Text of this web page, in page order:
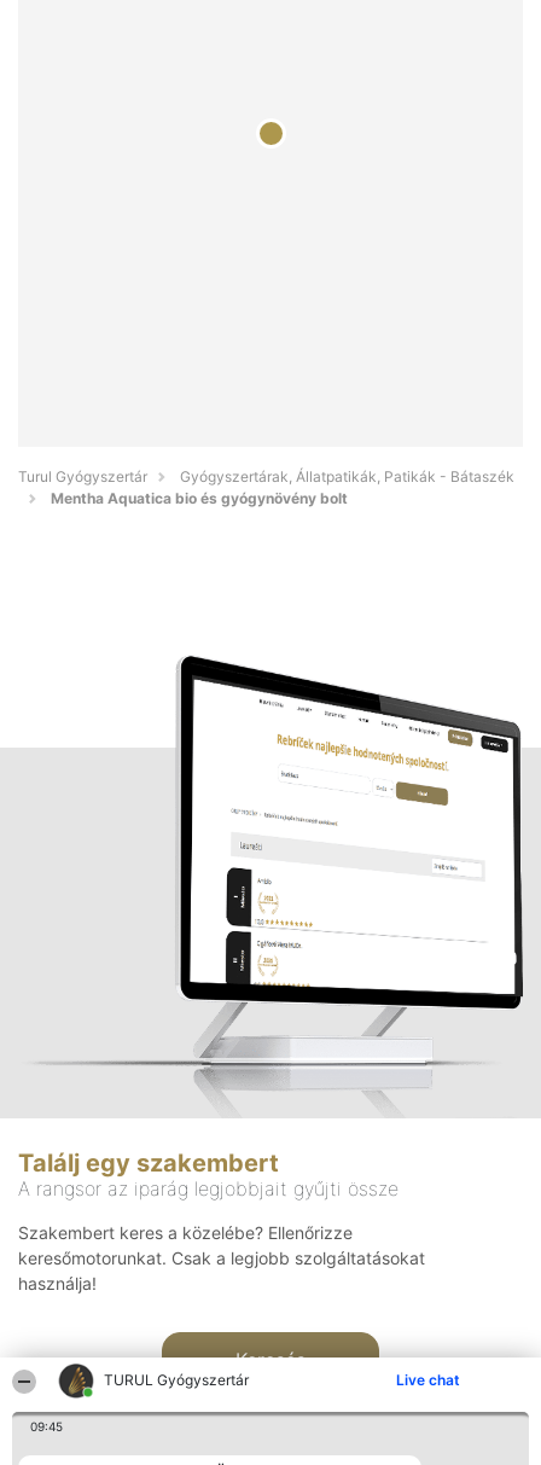
TURUL Gyógyszertár Live chat
09:45
Turul Gyógyszertár
Gyógyszertárak, Állatpatikák, Patikák - Bátaszék
Mentha Aquatica bio és gyógynövény bolt
Találj egy szakembert
A rangsor az iparág legjobbjait gyűjti össze
Szakembert keres a közelébe? Ellenőrizze
keresőmotorunkat. Csak a legjobb szolgáltatásokat
használja!
Keresés